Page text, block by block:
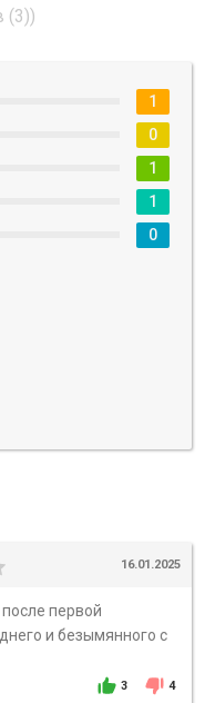
(3))
1
0
1
1
0
16.01.2025
первой
и безымянного с
3 4